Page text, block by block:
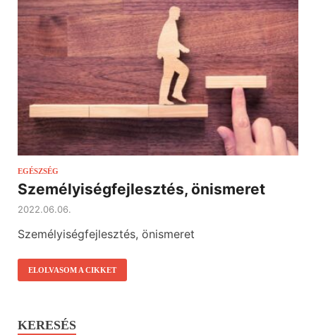
EGÉSZSÉG
Személyiségfejlesztés, önismeret
2022.06.06.
Személyiségfejlesztés, önismeret
ELOLVASOM A CIKKET
KERESÉS